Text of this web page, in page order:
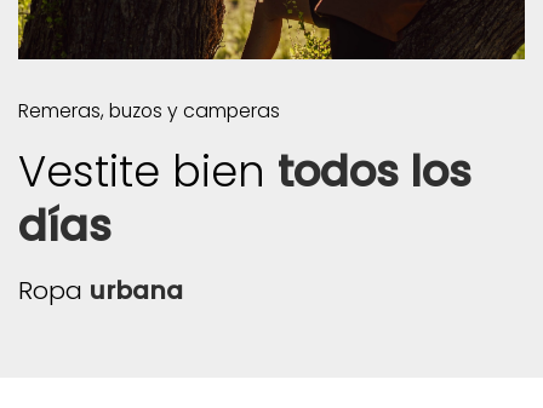
Remeras, buzos y camperas
Vestite bien todos los
días
Ropa urbana